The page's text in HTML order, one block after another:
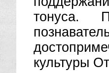
тонуса.
культуры